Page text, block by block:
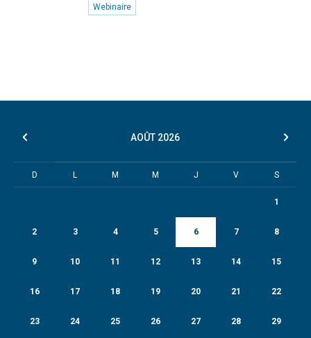
Webinaire
AOÛT 2026
D L M M J V S
1
2 3 4 5 6 7 8
9 10 11 12 13 14 15
16 17 18 19 20 21 22
23 24 25 26 27 28 29